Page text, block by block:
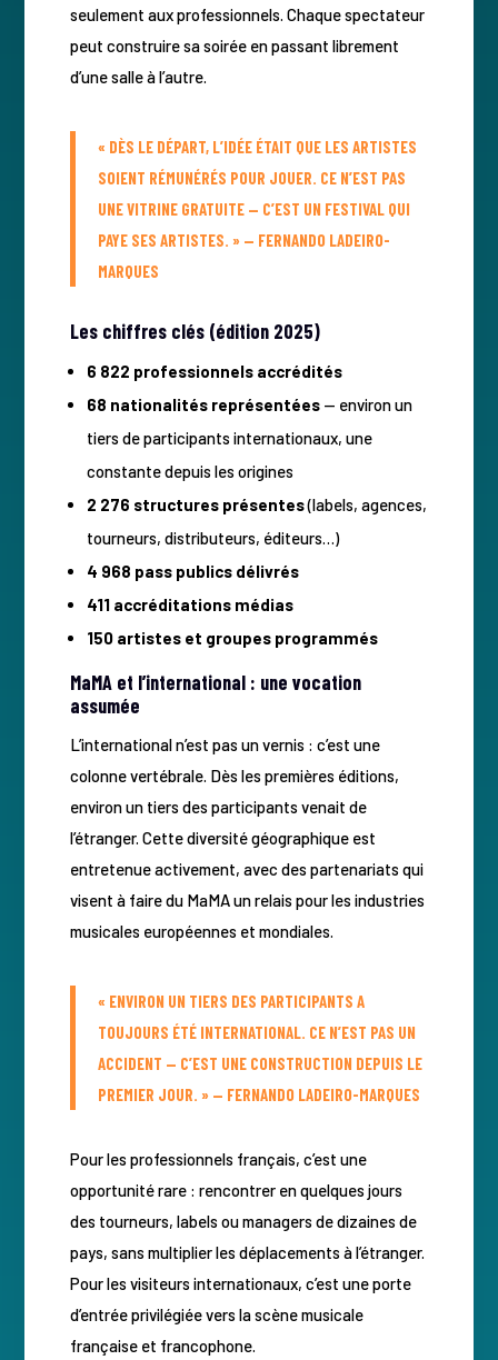
seulement aux professionnels. Chaque spectateur
peut construire sa soirée en passant librement
d’une salle à l’autre.
« DÈS LE DÉPART, L’IDÉE ÉTAIT QUE LES ARTISTES
SOIENT RÉMUNÉRÉS POUR JOUER. CE N’EST PAS
UNE VITRINE GRATUITE — C’EST UN FESTIVAL QUI
PAYE SES ARTISTES. » — FERNANDO LADEIRO-
MARQUES
Les chiffres clés (édition 2025)
6 822 professionnels accrédités
68 nationalités représentées— environ un
tiers de participants internationaux, une
constante depuis les origines
2 276 structures présentes(labels, agences,
tourneurs, distributeurs, éditeurs…)
4 968 pass publics délivrés
411 accréditations médias
150 artistes et groupes programmés
MaMA et l’international : une vocation
assumée
L’international n’est pas un vernis : c’est une
colonne vertébrale. Dès les premières éditions,
environ un tiers des participants venait de
l’étranger. Cette diversité géographique est
entretenue activement, avec des partenariats qui
visent à faire du MaMA un relais pour les industries
musicales européennes et mondiales.
« ENVIRON UN TIERS DES PARTICIPANTS A
TOUJOURS ÉTÉ INTERNATIONAL. CE N’EST PAS UN
ACCIDENT — C’EST UNE CONSTRUCTION DEPUIS LE
PREMIER JOUR. » — FERNANDO LADEIRO-MARQUES
Pour les professionnels français, c’est une
opportunité rare : rencontrer en quelques jours
des tourneurs, labels ou managers de dizaines de
pays, sans multiplier les déplacements à l’étranger.
Pour les visiteurs internationaux, c’est une porte
d’entrée privilégiée vers la scène musicale
française et francophone.